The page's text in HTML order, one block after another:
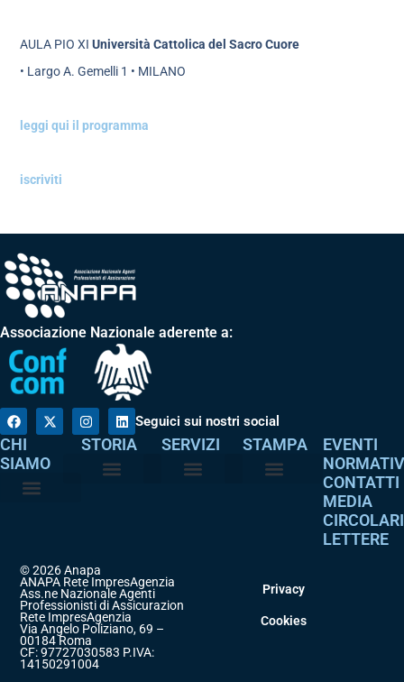
AULA PIO XIUniversità Cattolica del Sacro Cuore
• Largo A. Gemelli 1 • MILANO
leggi qui il programma
iscriviti
Associazione Nazionale aderente a:
Seguici sui nostri social
CHI
SIAMO
STORIA SERVIZI STAMPA
EVENTI
CONTATTI
MEDIA
CIRCOLARI
LETTERE
© 2026 Anapa
ANAPA Rete ImpresAgenzia
Ass.ne Nazionale Agenti
Professionisti di Assicurazione
Rete ImpresAgenzia
Via Angelo Poliziano, 69 –
00184 Roma
CF: 97727030583 P.IVA:
14150291004
Privacy
Cookies